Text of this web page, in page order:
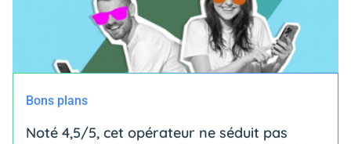
Bons plans
Noté 4,5/5, cet opérateur ne séduit pas